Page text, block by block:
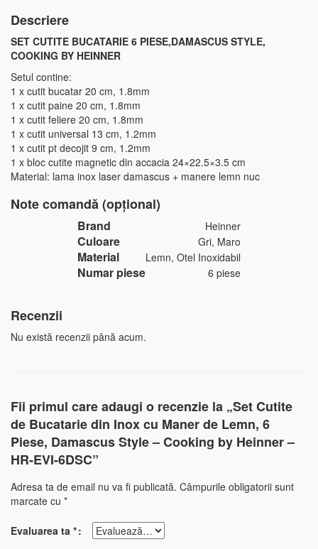
Descriere
SET CUTITE BUCATARIE 6 PIESE,DAMASCUS STYLE,
COOKING BY HEINNER
Setul contine:
1 x cutit bucatar 20 cm, 1.8mm
1 x cutit paine 20 cm, 1.8mm
1 x cutit feliere 20 cm, 1.8mm
1 x cutit universal 13 cm, 1.2mm
1 x cutit pt decojit 9 cm, 1.2mm
1 x bloc cutite magnetic din accacia 24×22.5×3.5 cm
Material: lama inox laser damascus + manere lemn nuc
Note comandă (opțional)
Brand Heinner
Culoare Gri, Maro
Material Lemn, Otel Inoxidabil
Numar piese 6 piese
Recenzii
Nu există recenzii până acum.
Fii primul care adaugi o recenzie la „Set Cutite
de Bucatarie din Inox cu Maner de Lemn, 6
Piese, Damascus Style – Cooking by Heinner –
HR-EVI-6DSC”
Adresa ta de email nu va fi publicată. Câmpurile obligatorii sunt
marcate cu *
Evaluarea ta *